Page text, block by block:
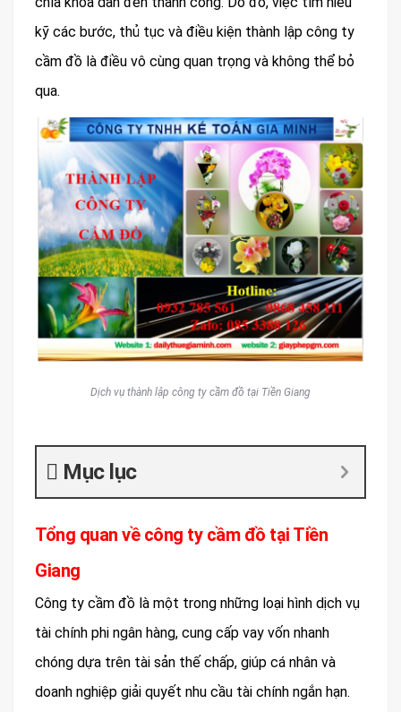
kỹ các bước, thủ tục và điều kiện thành lập công ty
cầm đồ là điều vô cùng quan trọng và không thể bỏ
qua.
Dịch vụ thành lập công ty cầm đồ tại Tiền Giang
Mục lục
Tổng quan về công ty cầm đồ tại Tiền
Giang
Công ty cầm đồ là một trong những loại hình dịch vụ
tài chính phi ngân hàng, cung cấp vay vốn nhanh
chóng dựa trên tài sản thế chấp, giúp cá nhân và
doanh nghiệp giải quyết nhu cầu tài chính ngắn hạn.